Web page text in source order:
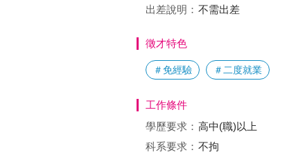
出差說明： 不需出差
徵才特色
＃免經驗 ＃二度就業
工作條件
學歷要求： 高中(職)以上
科系要求： 不拘